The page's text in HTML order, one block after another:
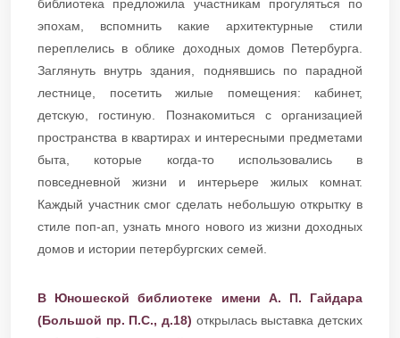
библиотека предложила участникам прогуляться по
эпохам, вспомнить какие архитектурные стили
переплелись в облике доходных домов Петербурга.
Заглянуть внутрь здания, поднявшись по парадной
лестнице, посетить жилые помещения: кабинет,
детскую, гостиную. Познакомиться с организацией
пространства в квартирах и интересными предметами
быта, которые когда-то использовались в
повседневной жизни и интерьере жилых комнат.
Каждый участник смог сделать небольшую открытку в
стиле поп-ап, узнать много нового из жизни доходных
домов и истории петербургских семей.
В Юношеской библиотеке имени А. П. Гайдара
(Большой пр. П.С., д.18) открылась выставка детских